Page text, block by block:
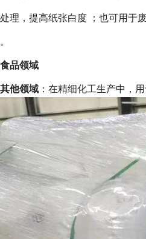
处理，提高纸张白度 ；也可用于
。
食品领域
其他领域 ：在精细化工生产中，